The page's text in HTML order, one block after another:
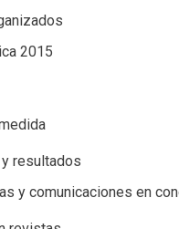
2015
resultados
y comunicaciones en